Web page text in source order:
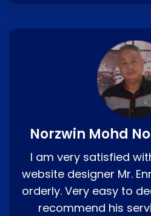
Norzwin Mohd
I am very satisfied
website designer Mr.
orderly. Very easy to
recommend his